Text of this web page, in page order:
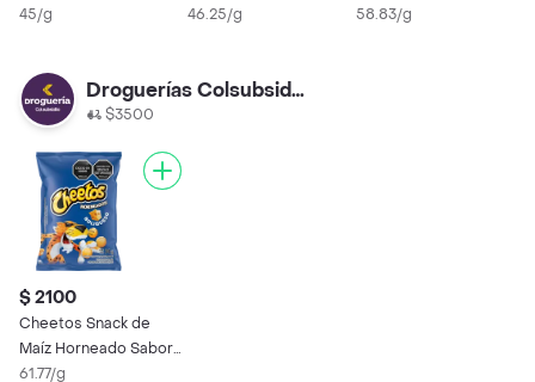
45/g
160 g
46.25/g
a Queso Boliqueso 34
58.83/g
Droguerías Colsubsidio
$3500
$ 2100
Cheetos Snack de
Maíz Horneado Sabor
a Queso Boliqueso 34
61.77/g